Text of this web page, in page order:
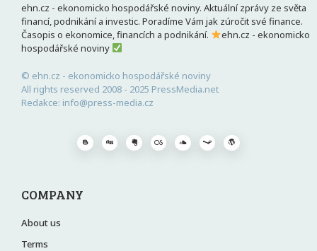
ehn.cz - ekonomicko hospodářské noviny. Aktuální zprávy ze světa
financí, podnikání a investic. Poradíme Vám jak zúročit své finance.
Časopis o ekonomice, financích a podnikání.
ehn.cz - ekonomicko
hospodářské noviny
© ehn.cz - ekonomicko hospodářské noviny
All rights reserved 2008 - 2025 PressMedia.net
Redakce: info@press-media.cz
COMPANY
About us
Terms